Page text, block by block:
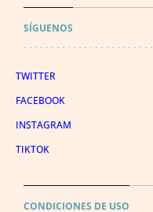
SÍGUENOS
TWITTER
FACEBOOK
INSTAGRAM
TIKTOK
CONDICIONES DE USO